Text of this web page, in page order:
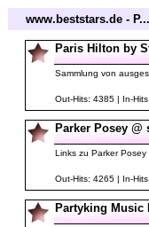
www.beststars.de - P...
Paris Hilton by
Sammlung von
Out-Hits: 4385 | In-
Parker Posey @
Links zu Parker Posey
Out-Hits: 4265 | In-
Partyking Music